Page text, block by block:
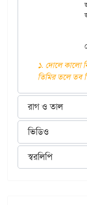
		জননীর মত আছ ঊর্ধ্বে জাগি
ঝঞ্ঝার মাঝে তব
সহসা ঢলি পড় বনে
১. দোলে কালো
তিমির তলে তব
রাগ ও তাল
ভিডিও
স্বরলিপি